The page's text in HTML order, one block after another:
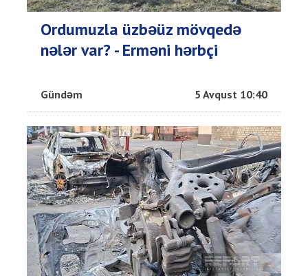
Ordumuzla üzbəüz mövqedə
nələr var? - Erməni hərbçi
Gündəm 5 Avqust 10:40